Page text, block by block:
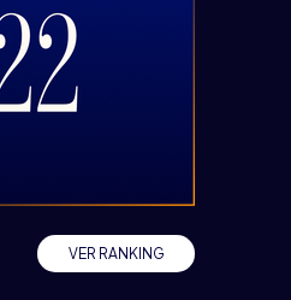
VER RANKING